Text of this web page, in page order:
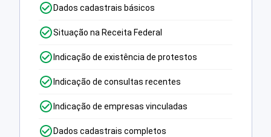
Dados cadastrais básicos
Situação na Receita Federal
Indicação de existência de protestos
Indicação de consultas recentes
Indicação de empresas vinculadas
Dados cadastrais completos